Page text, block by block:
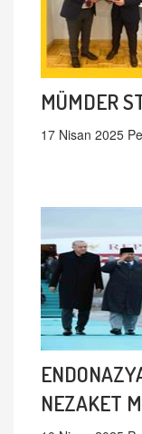
MÜMDER
17 Nisan 2025
NEZAKET